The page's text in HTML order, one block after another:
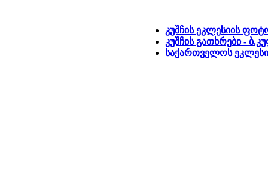
კუშჩის ეკლესიის
კუშჩის გათხრები -
საქართველოს